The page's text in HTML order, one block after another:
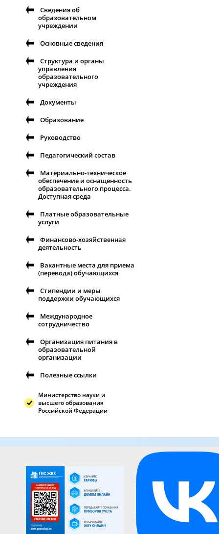
Сведения об
образовательном
учреждении
Основные сведения
Структура и органы
управления
образовательного
учреждения
Документы
Образование
Руководство
Педагогический состав
Материально-техническое
обеспечение и оснащенность
образовательного процесса.
Доступная среда
Платные образовательные
услуги
Финансово-хозяйственная
деятельность
Вакантные места для приема
(перевода) обучающихся
Стипендии и меры
поддержки обучающихся
Международное
сотрудничество
Организация питания в
образовательной
организации
Полезные ссылки
Министерство науки и
высшего образования
Российской Федерации